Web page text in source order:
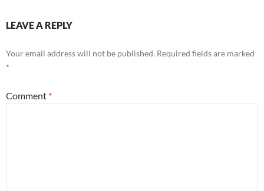
LEAVE A REPLY
Your email address will not be published. Required fields are marked
*
Comment *